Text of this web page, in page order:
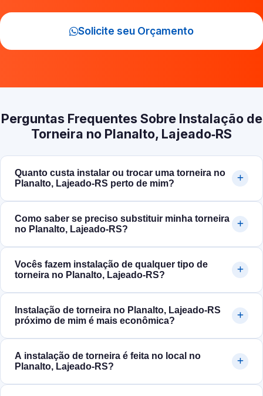
Solicite seu Orçamento
Perguntas Frequentes Sobre Instalação de
Torneira no Planalto, Lajeado‑RS
Quanto custa instalar ou trocar uma torneira no
Planalto, Lajeado‑RS perto de mim?
Como saber se preciso substituir minha torneira
no Planalto, Lajeado‑RS?
Vocês fazem instalação de qualquer tipo de
torneira no Planalto, Lajeado‑RS?
Instalação de torneira no Planalto, Lajeado‑RS
próximo de mim é mais econômica?
A instalação de torneira é feita no local no
Planalto, Lajeado‑RS?